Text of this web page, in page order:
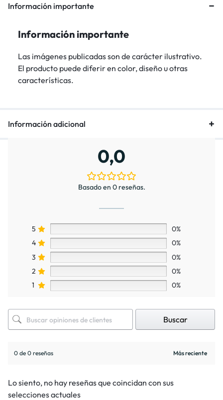
Información importante
Información importante
Las imágenes publicadas son de carácter ilustrativo.
El producto puede diferir en color, diseño u otras
características.
Información adicional
0,0
Basado en 0 reseñas.
5
0%
4
0%
3
0%
2
0%
1
0%
Buscar
0 de 0 reseñas
Lo siento, no hay reseñas que coincidan con sus
selecciones actuales